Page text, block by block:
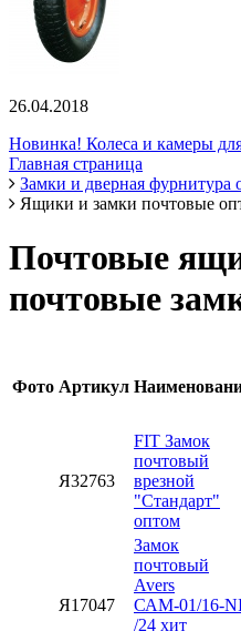
26.04.2018
Новинка! Колеса и камеры
Главная страница
Замки и дверная фурнитура
Ящики и замки почтовые
Почтовые
почтовые
Фото Артикул
Я32763
FIT Замок
почтовый
врезной
"Стандарт"
оптом
Я17047
Замок
почтовый
Avers
САМ-01/16-
/24 хит